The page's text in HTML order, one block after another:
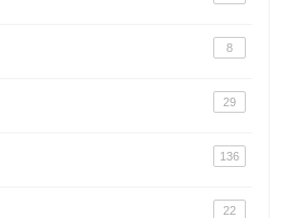
8
29
136
22